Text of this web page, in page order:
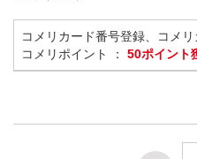
コメリカード番号登録、コメ
コメリポイント ： 50ポイント